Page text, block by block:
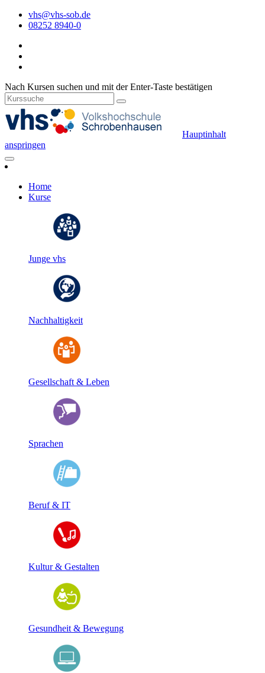
vhs@vhs-sob.de
08252 8940-0
Nach Kursen suchen und mit der Enter-Taste bestätigen
Hauptinhalt
anspringen
Home
Kurse
Junge vhs
Nachhaltigkeit
Gesellschaft & Leben
Sprachen
Beruf & IT
Kultur & Gestalten
Gesundheit & Bewegung